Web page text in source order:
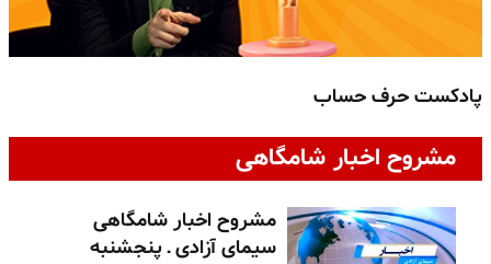
پادکست حرف حساب
مشروح اخبار شامگاهی
مشروح اخبار شامگاهی
سیمای آزادی ـ پنجشنبه